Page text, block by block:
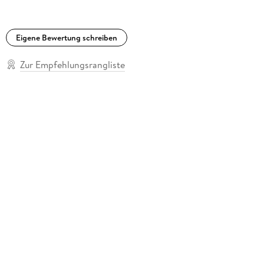
Eigene Bewertung schreiben
Zur Empfehlungsrangliste